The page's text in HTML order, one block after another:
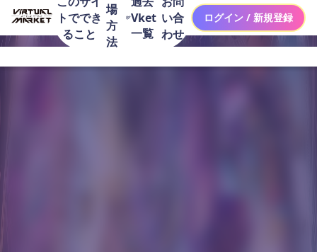
トででき
ること
場
方
法
Vket
一覧
い合
わせ
ログイン / 新規登録